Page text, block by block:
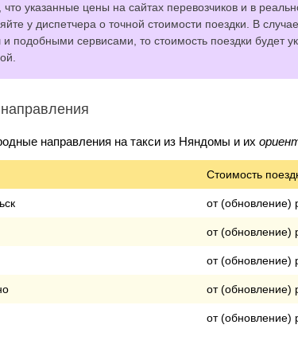
указанные цены на сайтах перевозчиков и в
у диспетчера о точной стоимости поездки. В
подобными сервисами, то стоимость поездки будет
направления на такси из Няндомы и их
Стоимость
от (обновление)
от (обновление)
от (обновление)
от (обновление)
от (обновление)